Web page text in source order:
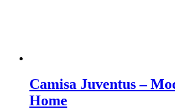
Camisa Juventus –
Home